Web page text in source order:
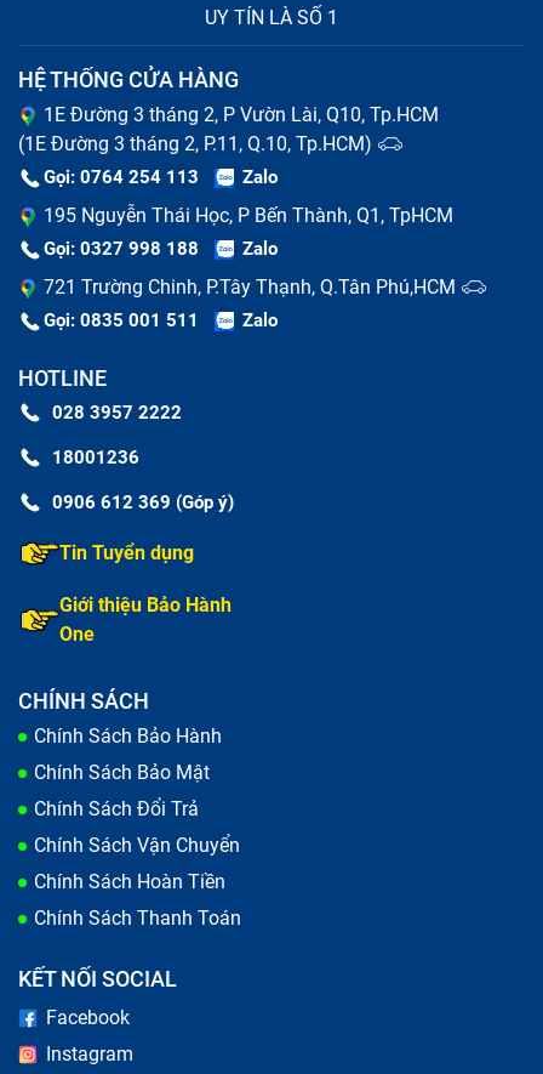
UY TÍN LÀ SỐ 1
HỆ THỐNG CỬA HÀNG
1E Đường 3 tháng 2, P Vườn Lài, Q10, Tp.HCM
(1E Đường 3 tháng 2, P.11, Q.10, Tp.HCM)
Gọi: 0764 254 113 Zalo
195 Nguyễn Thái Học, P Bến Thành, Q1, TpHCM
Gọi: 0327 998 188 Zalo
721 Trường Chinh, P.Tây Thạnh, Q.Tân Phú,HCM
Gọi: 0835 001 511 Zalo
HOTLINE
028 3957 2222
18001236
0906 612 369 (Góp ý)
Tin Tuyển dụng
Giới thiệu Bảo Hành
One
CHÍNH SÁCH
Chính Sách Bảo Hành
Chính Sách Bảo Mật
Chính Sách Đổi Trả
Chính Sách Vận Chuyển
Chính Sách Hoàn Tiền
Chính Sách Thanh Toán
KẾT NỐI SOCIAL
Facebook
Instagram